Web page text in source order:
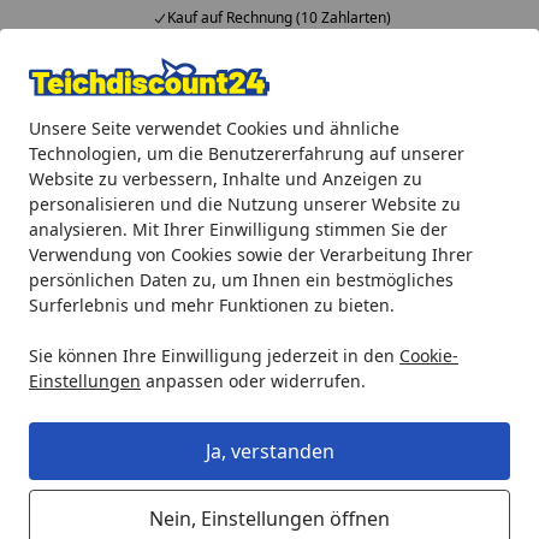
Unsere Seite verwendet Cookies und ähnliche
Technologien, um die Benutzererfahrung auf unserer
Website zu verbessern, Inhalte und Anzeigen zu
personalisieren und die Nutzung unserer Website zu
analysieren. Mit Ihrer Einwilligung stimmen Sie der
Verwendung von Cookies sowie der Verarbeitung Ihrer
persönlichen Daten zu, um Ihnen ein bestmögliches
Surferlebnis und mehr Funktionen zu bieten.
Sie können Ihre Einwilligung jederzeit in den Cookie-
Einstellungen anpassen oder widerrufen.
Ja, verstanden
Nein, Einstellungen öffnen
Kauf auf Rechnung (10 Zahlarten)
Alle Produkte
Mein Konto
Suchen
Startseite
Teichprodukte Teichfilter & Teichbelüfter Druckfilter
Heissner Druckfilter, 7W UVC, inkl.
Pumpe